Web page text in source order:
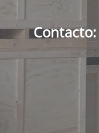
Contacto: